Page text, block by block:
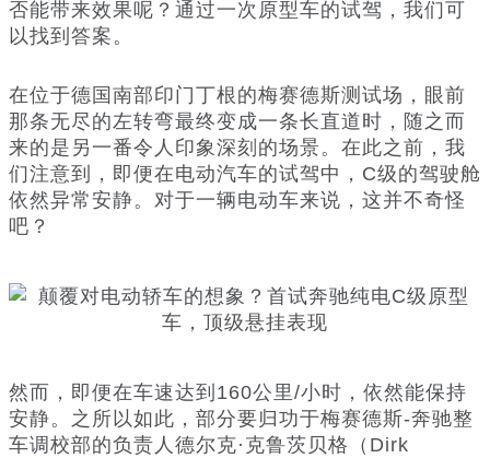
否能带来效果呢？通过一次原型车的试驾，我们可
以找到答案。
在位于德国南部印门丁根的梅赛德斯测试场，眼前
那条无尽的左转弯最终变成一条长直道时，随之而
来的是另一番令人印象深刻的场景。在此之前，我
们注意到，即便在电动汽车的试驾中，C级的驾驶舱
依然异常安静。对于一辆电动车来说，这并不奇怪
吧？
然而，即便在车速达到160公里/小时，依然能保持
安静。之所以如此，部分要归功于梅赛德斯-奔驰整
车调校部的负责人德尔克·克鲁茨贝格（Dirk